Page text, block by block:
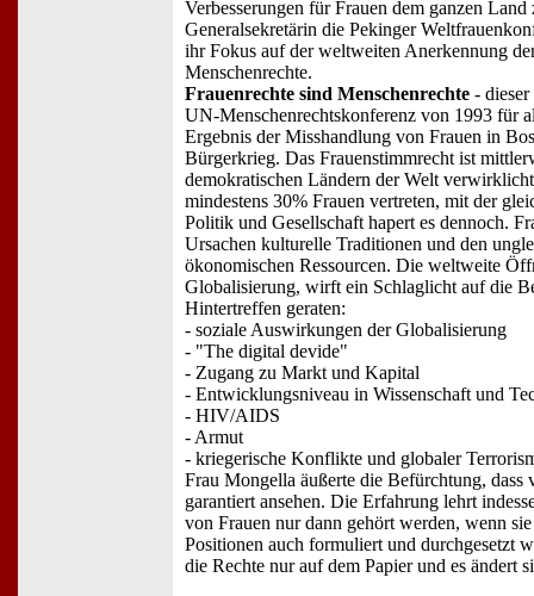
Verbesserungen für Frauen dem ganzen
Generalsekretärin die Pekinger
ihr Fokus auf der weltweiten Anerkennung
Menschenrechte.
Frauenrechte sind Menschenrechte -
UN-Menschenrechtskonferenz von 1993 für
Ergebnis der Misshandlung von Frauen in
Bürgerkrieg. Das Frauenstimmrecht ist
demokratischen Ländern der Welt
mindestens 30% Frauen vertreten, mit der
Politik und Gesellschaft hapert es dennoch.
Ursachen kulturelle Traditionen und den
ökonomischen Ressourcen. Die weltweite
Globalisierung, wirft ein Schlaglicht auf die
Hintertreffen geraten:
- soziale Auswirkungen der Globalisierung
- "The digital devide"
- Zugang zu Markt und Kapital
- Entwicklungsniveau in Wissenschaft und
- HIV/AIDS
- Armut
- kriegerische Konflikte und globaler
Frau Mongella äußerte die Befürchtung, dass
garantiert ansehen. Die Erfahrung lehrt
von Frauen nur dann gehört werden, wenn
Positionen auch formuliert und durchgesetzt
die Rechte nur auf dem Papier und es ändert